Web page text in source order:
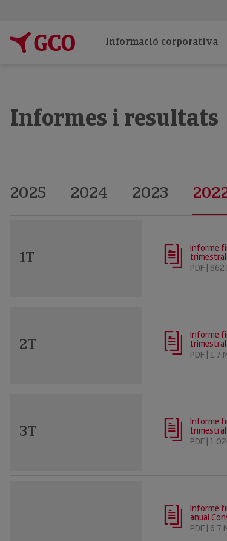
Informació corporativa
Informes i resultats
2025 2024 2023
1T
Informe
trimestral
PDF | 862
2T
Informe
trimestral
PDF | 1,7
3T
Informe
trimestral
PDF |
Informe
anual
PDF | 6.7